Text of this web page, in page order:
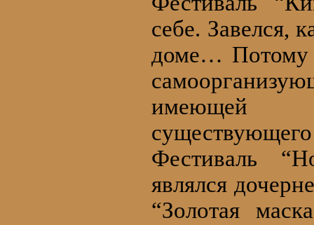
себе. Завелся,
доме… Потому
имеющей
существующего
Фестиваль
являлся
“Золотая